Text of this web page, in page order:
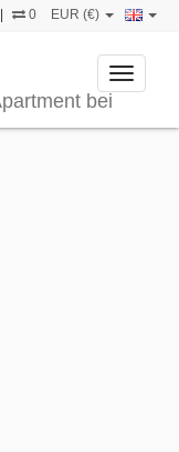
0 EUR (€)
Toggle